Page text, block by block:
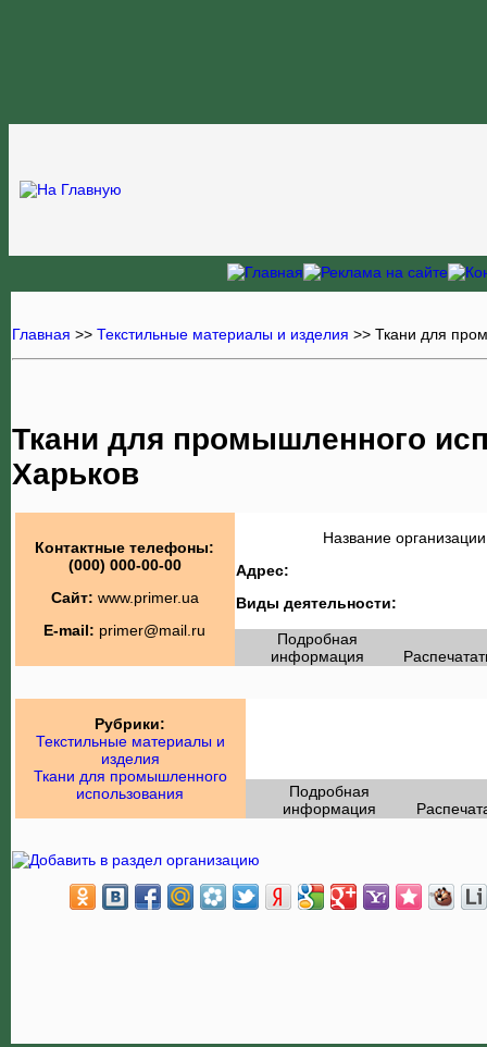
Главная >> Текстильные материалы и изделия >> Ткани для
Ткани для промышленного
Харьков
Контактные телефоны:
(000) 000-00-00
Сайт: www.primer.ua
E-mail: primer@mail.ru
Название организации
Адрес:
Виды деятельности:
Подробная
информация
Рубрики:
Текстильные материалы и
изделия
Ткани для промышленного
использования
Подробная
информация